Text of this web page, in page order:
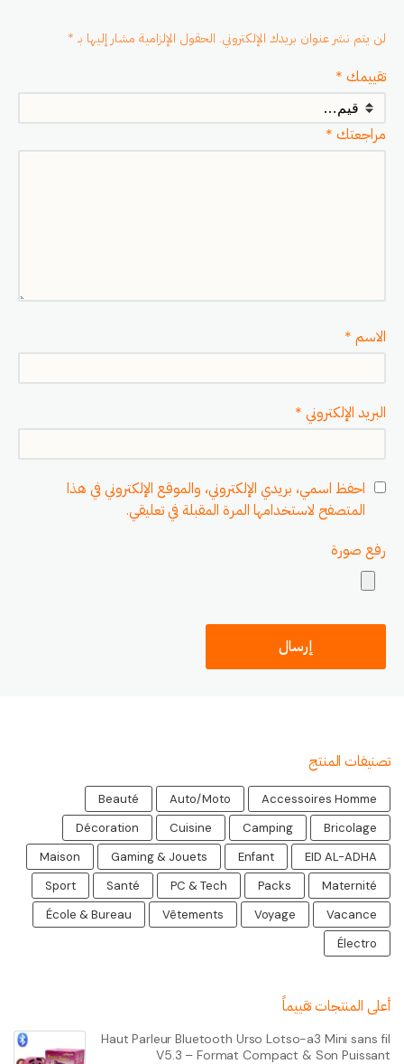
لن يتم نشر عنوان بريدك الإلكتروني. الحقول الإلزامية مشار إليها بـ *
تقييمك *
مراجعتك *
الاسم *
البريد الإلكتروني *
احفظ اسمي، بريدي الإلكتروني، والموقع الإلكتروني في هذا
المتصفح لاستخدامها المرة المقبلة في تعليقي.
رفع صورة
تصنيفات المنتج
Accessoires Homme
Auto/Moto
Beauté
Bricolage
Camping
Cuisine
Décoration
EID AL-ADHA
Enfant
Gaming & Jouets
Maison
Maternité
Packs
PC & Tech
Santé
Sport
Vacance
Voyage
Vêtements
École & Bureau
Électro
أعلى المنتجات تقييماً
Haut Parleur Bluetooth Urso Lotso-a3 Mini sans fil
V5.3 – Format Compact & Son Puissant